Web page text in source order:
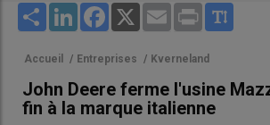
Share LinkedInFacebook
X Email Print
Accueil / Entreprises / Kverneland
John Deere ferme l'usine
fin à la marque italienne